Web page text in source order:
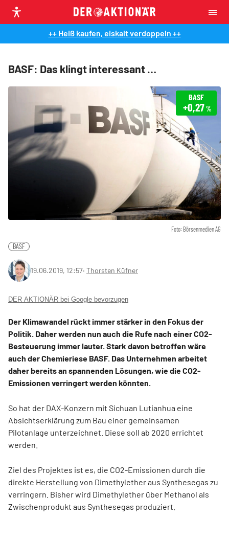
++ Heiß kaufen, eiskalt verdoppeln ++
BASF: Das klingt interessant …
Foto: Börsenmedien AG
BASF
+0,27%
BASF
19.06.2019, 12:57‧ Thorsten Küfner
DER AKTIONÄR bei Google bevorzugen
Der Klimawandel rückt immer stärker in den Fokus der
Politik. Daher werden nun auch die Rufe nach einer CO2-
Besteuerung immer lauter. Stark davon betroffen wäre
auch der Chemieriese BASF. Das Unternehmen arbeitet
daher bereits an spannenden Lösungen, wie die CO2-
Emissionen verringert werden könnten.
So hat der DAX-Konzern mit Sichuan Lutianhua eine
Absichtserklärung zum Bau einer gemeinsamen
Pilotanlage unterzeichnet. Diese soll ab 2020 errichtet
werden.
Ziel des Projektes ist es, die CO2-Emissionen durch die
direkte Herstellung von Dimethylether aus Synthesegas zu
verringern. Bisher wird Dimethylether über Methanol als
Zwischenprodukt aus Synthesegas produziert.